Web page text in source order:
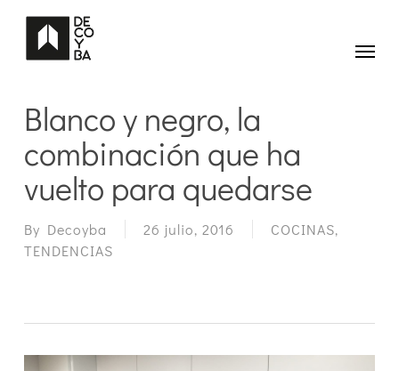
Menu
Blanco y negro, la
combinación que ha
vuelto para quedarse
By Decoyba 26 julio, 2016 COCINAS,
TENDENCIAS